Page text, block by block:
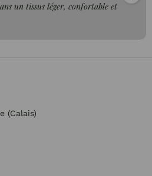
un tissus léger, confortable et
(Calais)